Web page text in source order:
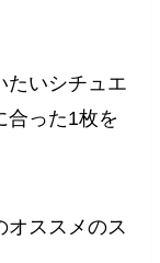
たいシチュエ
合った1枚を
オススメのス